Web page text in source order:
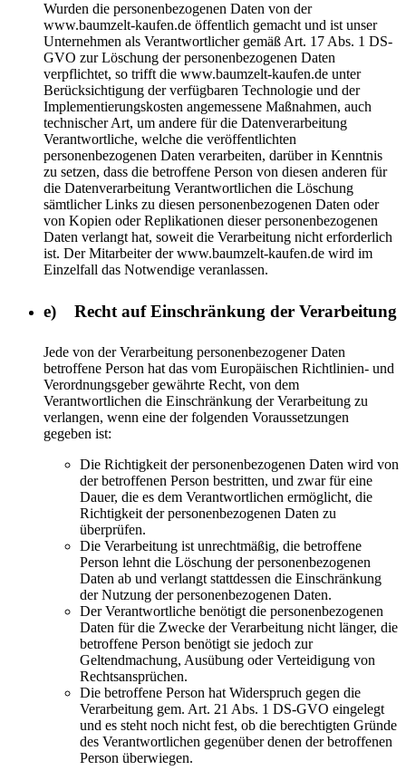
Wurden die personenbezogenen Daten von der
www.baumzelt-kaufen.de öffentlich gemacht und ist unser
Unternehmen als Verantwortlicher gemäß Art. 17 Abs. 1 DS-
GVO zur Löschung der personenbezogenen Daten
verpflichtet, so trifft die www.baumzelt-kaufen.de unter
Berücksichtigung der verfügbaren Technologie und der
Implementierungskosten angemessene Maßnahmen, auch
technischer Art, um andere für die Datenverarbeitung
Verantwortliche, welche die veröffentlichten
personenbezogenen Daten verarbeiten, darüber in Kenntnis
zu setzen, dass die betroffene Person von diesen anderen für
die Datenverarbeitung Verantwortlichen die Löschung
sämtlicher Links zu diesen personenbezogenen Daten oder
von Kopien oder Replikationen dieser personenbezogenen
Daten verlangt hat, soweit die Verarbeitung nicht erforderlich
ist. Der Mitarbeiter der www.baumzelt-kaufen.de wird im
Einzelfall das Notwendige veranlassen.
e) Recht auf Einschränkung der Verarbeitung
Jede von der Verarbeitung personenbezogener Daten
betroffene Person hat das vom Europäischen Richtlinien- und
Verordnungsgeber gewährte Recht, von dem
Verantwortlichen die Einschränkung der Verarbeitung zu
verlangen, wenn eine der folgenden Voraussetzungen
gegeben ist:
Die Richtigkeit der personenbezogenen Daten wird von
der betroffenen Person bestritten, und zwar für eine
Dauer, die es dem Verantwortlichen ermöglicht, die
Richtigkeit der personenbezogenen Daten zu
überprüfen.
Die Verarbeitung ist unrechtmäßig, die betroffene
Person lehnt die Löschung der personenbezogenen
Daten ab und verlangt stattdessen die Einschränkung
der Nutzung der personenbezogenen Daten.
Der Verantwortliche benötigt die personenbezogenen
Daten für die Zwecke der Verarbeitung nicht länger, die
betroffene Person benötigt sie jedoch zur
Geltendmachung, Ausübung oder Verteidigung von
Rechtsansprüchen.
Die betroffene Person hat Widerspruch gegen die
Verarbeitung gem. Art. 21 Abs. 1 DS-GVO eingelegt
und es steht noch nicht fest, ob die berechtigten Gründe
des Verantwortlichen gegenüber denen der betroffenen
Person überwiegen.